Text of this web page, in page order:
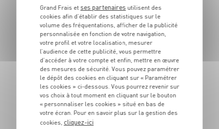
13€
LE LOT DE 2
6€
50
La bouteille de 75 cl pour 2
achetées - Soit 8€67 le litre
L’abus d’alcool est dangereux pour la santé. À consommer avec modération.
Grand Frais et ses partenaires utilisent des
cookies afin d’établir des statistiques sur le
volume des fréquentations, afficher de la publicité
personnalisée en fonction de votre navigation,
votre profil et votre localisation, mesurer
l’audience de cette publicité, vous permettre
d’accéder à votre compte et enfin, mettre en œuvre
des mesures de sécurité. Vous pouvez paramétrer
le dépôt des cookies en cliquant sur « Paramétrer
les cookies » ci-dessous. Vous pourrez revenir sur
vos choix à tout moment en cliquant sur le bouton
« personnaliser les cookies » situé en bas de
votre écran. Pour en savoir plus sur la gestion des
cookies, cliquez-ici